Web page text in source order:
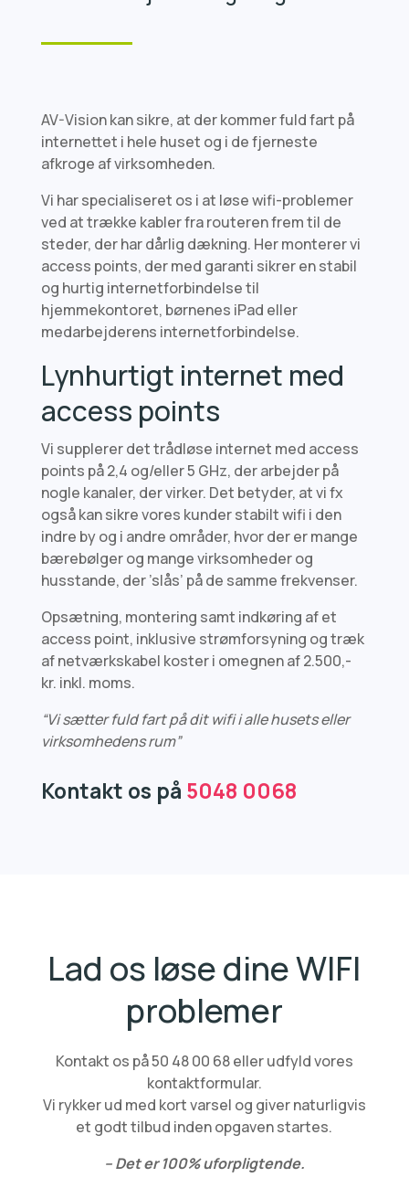
AV-Vision kan sikre, at der kommer fuld fart på
internettet i hele huset og i de fjerneste
afkroge af virksomheden.
Vi har specialiseret os i at løse wifi-problemer
ved at trække kabler fra routeren frem til de
steder, der har dårlig dækning. Her monterer vi
access points, der med garanti sikrer en stabil
og hurtig internetforbindelse til
hjemmekontoret, børnenes iPad eller
medarbejderens internetforbindelse.
Lynhurtigt internet med
access points
Vi supplerer det trådløse internet med access
points på 2,4 og/eller 5 GHz, der arbejder på
nogle kanaler, der virker. Det betyder, at vi fx
også kan sikre vores kunder stabilt wifi i den
indre by og i andre områder, hvor der er mange
bærebølger og mange virksomheder og
husstande, der ’slås’ på de samme frekvenser.
Opsætning, montering samt indkøring af et
access point, inklusive strømforsyning og træk
af netværkskabel koster i omegnen af 2.500,-
kr. inkl. moms.
“Vi sætter fuld fart på dit wifi i alle husets eller
virksomhedens rum”
Kontakt os på 5048 0068
Lad os løse dine WIFI
problemer
Kontakt os på 50 48 00 68 eller udfyld vores
kontaktformular.
Vi rykker ud med kort varsel og giver naturligvis
et godt tilbud inden opgaven startes.
– Det er 100% uforpligtende.